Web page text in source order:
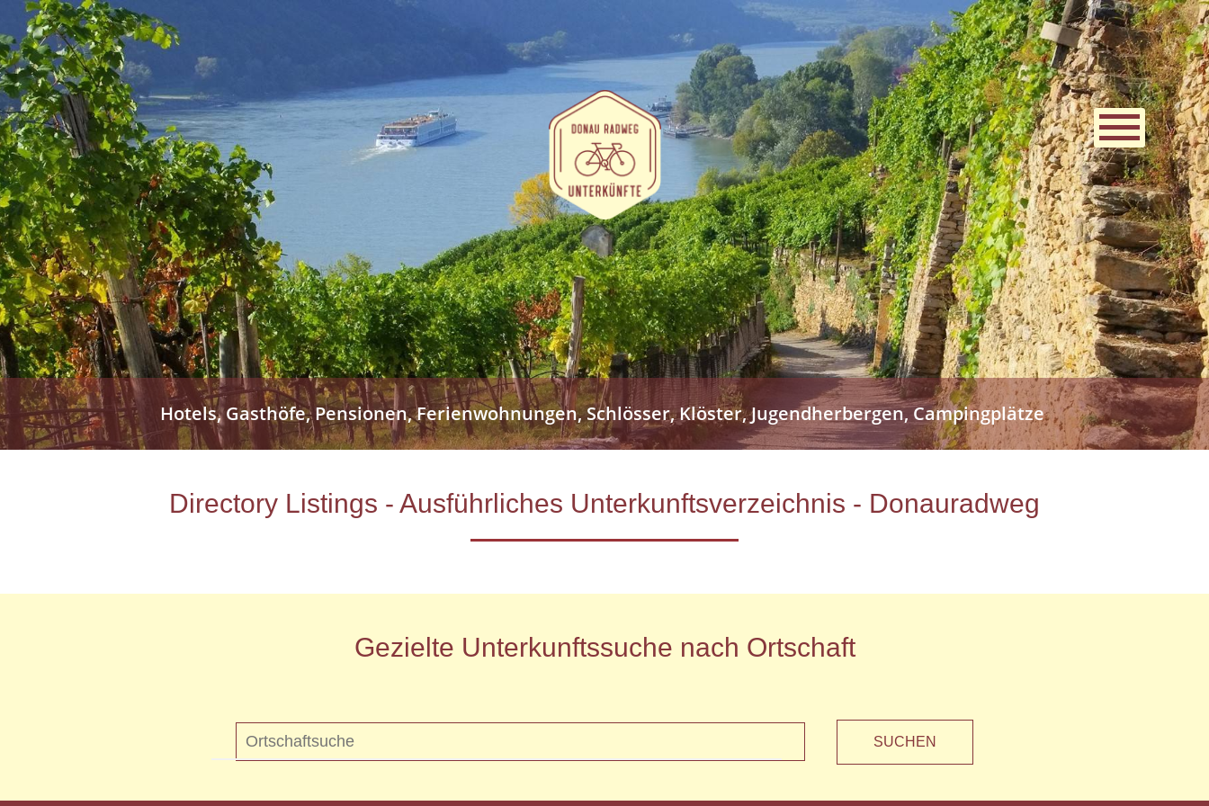
Hotels, Gasthöfe, Pensionen, Ferienwohnungen, Schlösser, Klöster, Jugendherbergen, Campingplätze
Directory Listings - Ausführliches Unterkunftsverzeichnis - Donauradweg
Gezielte Unterkunftssuche nach Ortschaft